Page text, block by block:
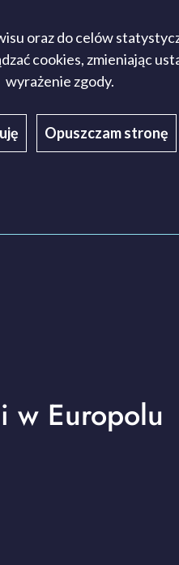
oraz do celów
cookies, zmieniając
wyrażenie zgody.
Opuszczam stronę
w Europolu